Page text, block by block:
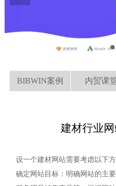
BIBWIN案例 内贸课
建材行业
设一个建材网站需要考虑以下方
确定网站目标：明确网站的主